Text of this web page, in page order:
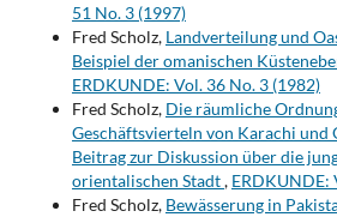
51 No. 3 (1997)
Fred Scholz, Landverteilung und
Beispiel der omanischen
ERDKUNDE: Vol. 36 No. 3 (1982)
Fred Scholz, Die räumliche
Geschäftsvierteln von Karachi und
Beitrag zur Diskussion über die
orientalischen Stadt, ERDKUNDE:
Fred Scholz, Bewässerung in